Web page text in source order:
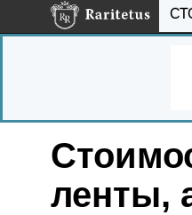
ленты,